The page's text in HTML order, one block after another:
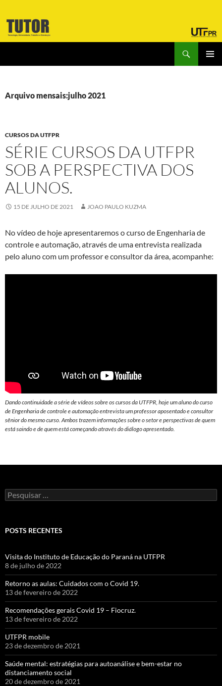
para
conteúdo
Arquivo mensais:julho 2021
CURSOS DA UTFPR
SÉRIE CURSOS DA UTFPR
SOB A PERSPECTIVA DOS
ALUNOS.
15 DE JULHO DE 2021 JOAO PAULO KUZMA
No vídeo de hoje apresentaremos o curso de Engenharia de
controle e automação, através de uma entrevista realizada
pelo aluno com um professor e consultor da área, acompanhe:
Dando continuidade a série de vídeos sobre os cursos da UTFPR, hoje um aluno do curso
de Engenharia de controle e automação entrevista um professor aposentado e consultor
sênior do mesmo curso. Ambos trazem informações sobre o setor e perspectivas de quem
está saindo e de quem está começando através do diálogo apresentado.
Pesquisar
por:
POSTS RECENTES
Visita do Instituto de Educação do Paraná na UTFPR
8 de julho de 2022
Retorno as aulas: Cuidados com o Covid 19.
13 de fevereiro de 2022
Recomendações gerais Covid 19 – Fiocruz.
13 de fevereiro de 2022
UTFPR mobile
23 de dezembro de 2021
Saúde mental: estratégias para autoanálise e bem-estar no
distanciamento social
20 de dezembro de 2021